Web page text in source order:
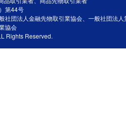
第44号
社団法人金融先物取引業協会、一般社団法
協会
Rights Reserved.